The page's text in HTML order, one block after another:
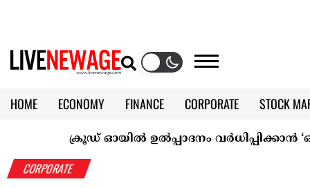
HOME ECONOMY FINANCE CORPORATE
STOCK
KERALA @70
ക്രൂഡ് ഓയിൽ ഉൽപ്പാദനം വർധിപ്പിക്കാൻ
CORPORATE